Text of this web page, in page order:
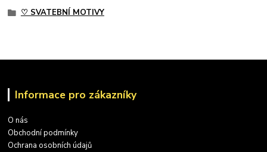
♡ SVATEBNÍ MOTIVY
Informace pro zákazníky
O nás
Obchodní podmínky
Ochrana osobních údajů